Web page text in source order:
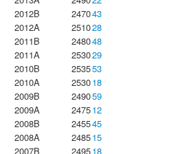
2012B
247043
2012A
251028
2011B
248048
2011A
253029
2010B
253553
2010A
253018
2009B
249059
2009A
247512
2008B
245545
2008A
248515
2007B
249518